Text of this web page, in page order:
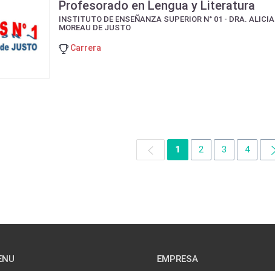
Profesorado en Lengua y Literatura
INSTITUTO DE ENSEÑANZA SUPERIOR N° 01 - DRA. ALICIA
MOREAU DE JUSTO
Carrera
1 2 3 4
EMPRESA